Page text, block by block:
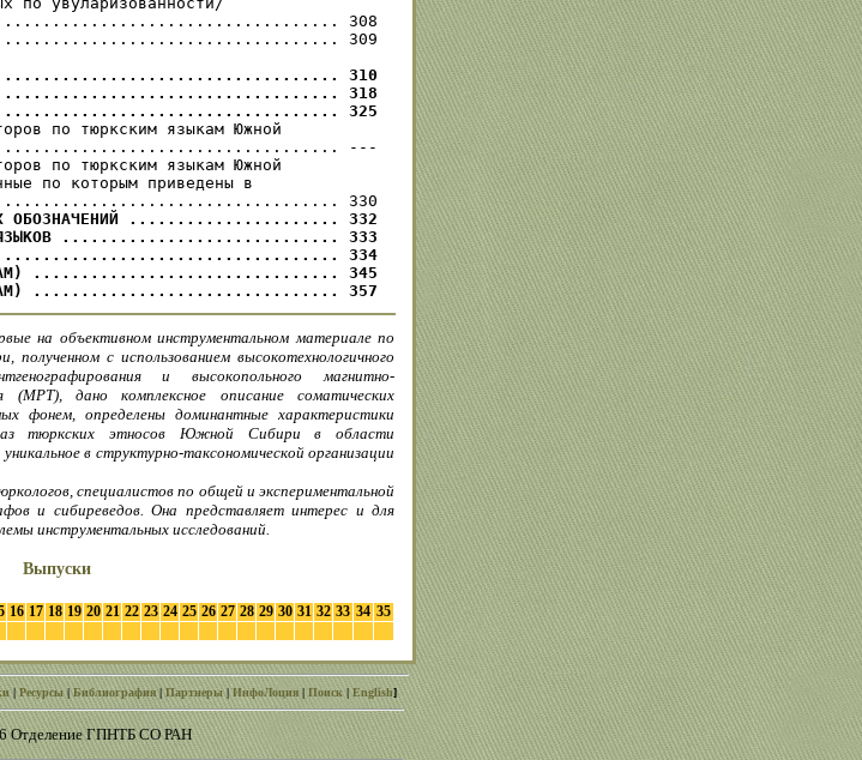
308
309
310
318
325
по тюркским языкам Южной
---
по тюркским языкам Южной
по которым приведены в
ОБОЗНАЧЕНИЙ ...................... 332
ЯЗЫКОВ ............................. 333
П/П) .................................... 334
ЯЗЫКАМ) ................................ 345
ЗВУКАМ) ................................ 357
на объективном инструментальном материале по
полученном с использованием высокотехнологичного
и высокопольного магнитно-
(МРТ), дано комплексное описание соматических
фонем, определены доминантные характеристики
баз тюркских этносов Южной Сибири в области
в структурно-таксономической организации
специалистов по общей и экспериментальной
и сибиреведов. Она представляет интерес и для
инструментальных исследований.
Выпуски
16 17 18 19 20 21 22 23 24 25 26 27 28 29 30 31 32 33 34 35
|Ресурсы|Библиография|Партнеры|ИнфоЛоция | Поиск|English]
Отделение ГПНТБ СО РАН